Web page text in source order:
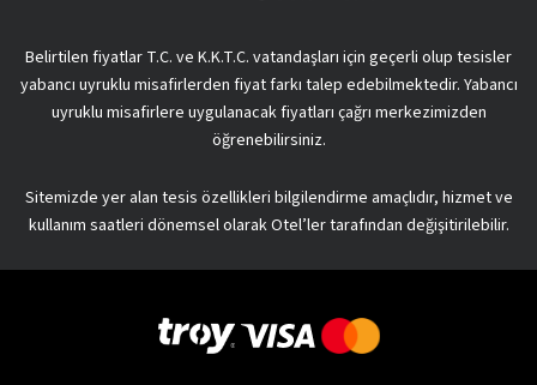
Belirtilen fiyatlar T.C. ve K.K.T.C. vatandaşları için geçerli olup tesisler
yabancı uyruklu misafirlerden fiyat farkı talep edebilmektedir. Yabancı
uyruklu misafirlere uygulanacak fiyatları çağrı merkezimizden
öğrenebilirsiniz.
Sitemizde yer alan tesis özellikleri bilgilendirme amaçlıdır, hizmet ve
kullanım saatleri dönemsel olarak Otel’ler tarafından değişitirilebilir.